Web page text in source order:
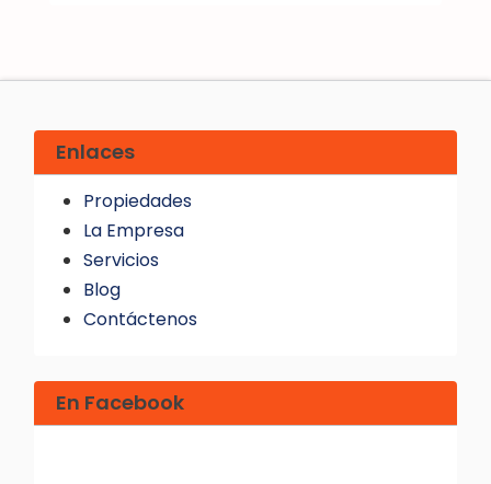
Enlaces
Propiedades
La Empresa
Servicios
Blog
Contáctenos
En Facebook